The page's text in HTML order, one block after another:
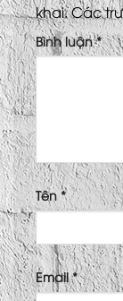
khai.Các
Bình luận*
Tên*
Email*